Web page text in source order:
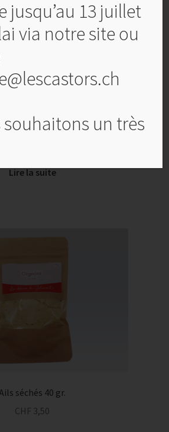
de Mont-Renaud 7 gr.
Lire la suite
séchés 40 gr.
CHF 3,50
jusqu’au 13 juillet
via notre site ou
souhaitons un très